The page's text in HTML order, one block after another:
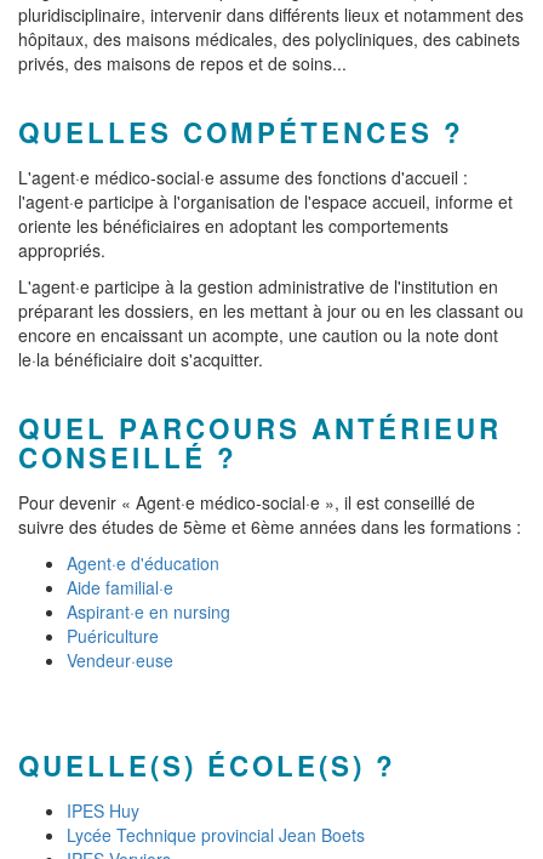
pluridisciplinaire, intervenir dans différents lieux et notamment des
hôpitaux, des maisons médicales, des polycliniques, des cabinets
privés, des maisons de repos et de soins...
QUELLES COMPÉTENCES ?
L'agent·e médico-social·e assume des fonctions d'accueil :
l'agent·e participe à l'organisation de l'espace accueil, informe et
oriente les bénéficiaires en adoptant les comportements
appropriés.
L'agent·e participe à la gestion administrative de l'institution en
préparant les dossiers, en les mettant à jour ou en les classant ou
encore en encaissant un acompte, une caution ou la note dont
le·la bénéficiaire doit s'acquitter.
QUEL PARCOURS ANTÉRIEUR
CONSEILLÉ ?
Pour devenir « Agent·e médico-social·e », il est conseillé de
suivre des études de 5ème et 6ème années dans les formations :
Agent·e d'éducation
Aide familial·e
Aspirant·e en nursing
Puériculture
Vendeur·euse
QUELLE(S) ÉCOLE(S) ?
IPES Huy
Lycée Technique provincial Jean Boets